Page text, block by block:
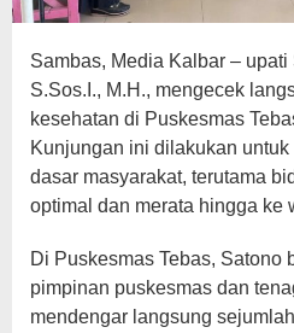
Sambas, Media Kalbar –
S.Sos.I., M.H., mengecek
kesehatan di Puskesmas
Kunjungan ini dilakukan
dasar masyarakat, terutama
optimal dan merata hingga ke
Di Puskesmas Tebas, Satono
pimpinan puskesmas dan
mendengar langsung